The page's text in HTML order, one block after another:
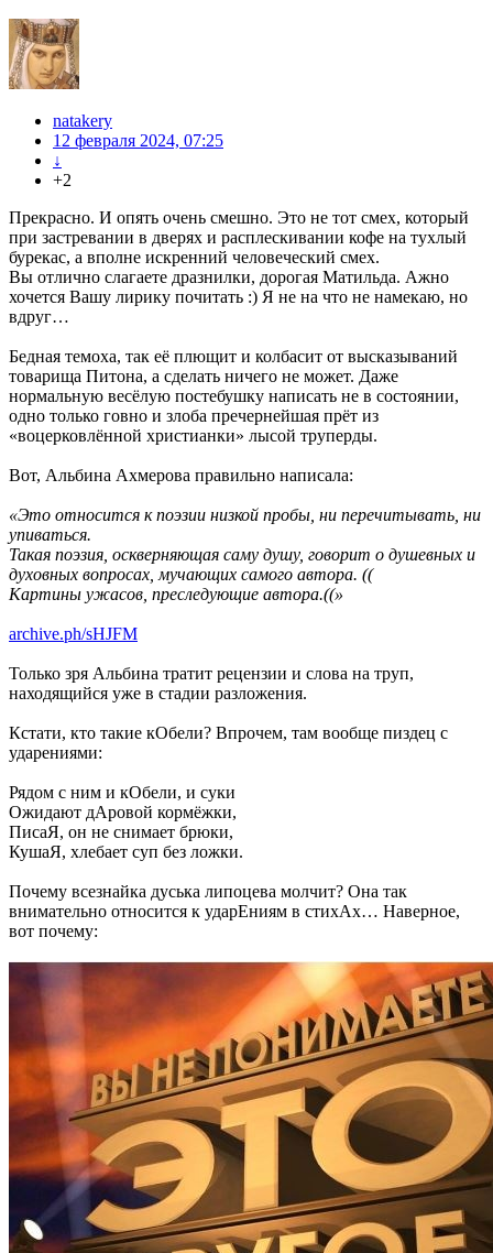
natakery
12 февраля 2024, 07:25
↓
+2
Прекрасно. И опять очень смешно. Это не тот смех, который
при застревании в дверях и расплескивании кофе на тухлый
бурекас, а вполне искренний человеческий смех.
Вы отлично слагаете дразнилки, дорогая Матильда. Ажно
хочется Вашу лирику почитать :) Я не на что не намекаю, но
вдруг…
Бедная темоха, так её плющит и колбасит от высказываний
товарища Питона, а сделать ничего не может. Даже
нормальную весёлую постебушку написать не в состоянии,
одно только говно и злоба пречернейшая прёт из
«воцерковлённой христианки» лысой труперды.
Вот, Альбина Ахмерова правильно написала:
«Это относится к поэзии низкой пробы, ни перечитывать, ни
упиваться.
Такая поэзия, оскверняющая саму душу, говорит о душевных и
духовных вопросах, мучающих самого автора. ((
Картины ужасов, преследующие автора.((»
archive.ph/sHJFM
Только зря Альбина тратит рецензии и слова на труп,
находящийся уже в стадии разложения.
Кстати, кто такие кОбели? Впрочем, там вообще пиздец с
ударениями:
Рядом с ним и кОбели, и суки
Ожидают дАровой кормёжки,
ПисаЯ, он не снимает брюки,
КушаЯ, хлебает суп без ложки.
Почему всезнайка дуська липоцева молчит? Она так
внимательно относится к ударЕниям в стихАх… Наверное,
вот почему: